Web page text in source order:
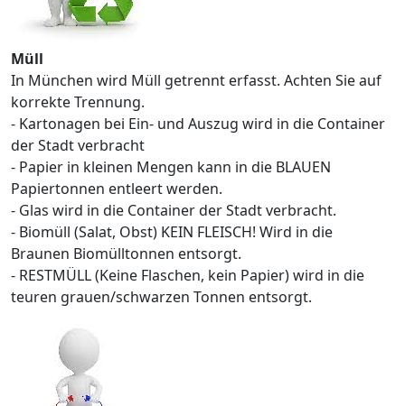
Müll
In München wird Müll getrennt erfasst. Achten Sie auf
korrekte Trennung.
- Kartonagen bei Ein- und Auszug wird in die Container
der Stadt verbracht
- Papier in kleinen Mengen kann in die BLAUEN
Papiertonnen entleert werden.
- Glas wird in die Container der Stadt verbracht.
- Biomüll (Salat, Obst) KEIN FLEISCH! Wird in die
Braunen Biomülltonnen entsorgt.
- RESTMÜLL (Keine Flaschen, kein Papier) wird in die
teuren grauen/schwarzen Tonnen entsorgt.